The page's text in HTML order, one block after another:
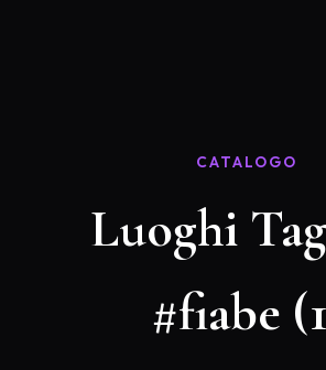
CATALOGO
Luoghi
#fiabe